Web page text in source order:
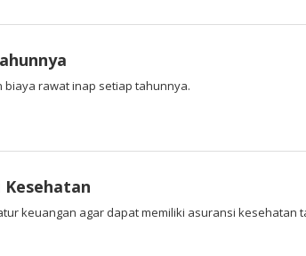
rawat inap setiap tahunnya.
keuangan agar dapat memiliki asuransi kesehatan